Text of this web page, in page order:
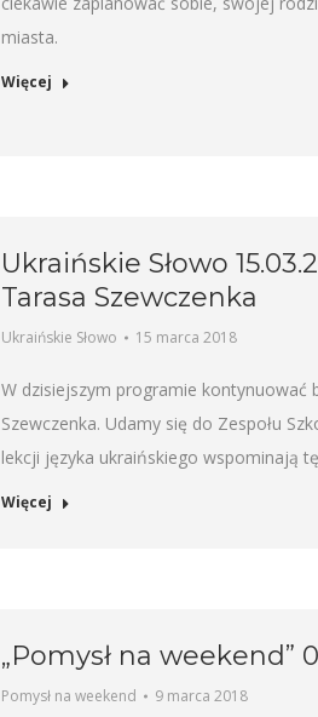
miasta.
Więcej
Ukraińskie Słowo
Tarasa Szewczenka
Ukraińskie Słowo 15 marca 2018
W dzisiejszym programie
Szewczenka. Udamy się do Zespołu
lekcji języka ukraińskiego wspominają
Więcej
„Pomysł na weekend”
Pomysł na weekend 9 marca 2018